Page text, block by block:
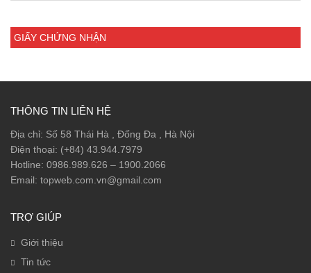
GIẤY CHỨNG NHẬN
THÔNG TIN LIÊN HỆ
Địa chỉ: Số 58 Thái Hà , Đống Đa , Hà Nội
Điện thoại: (+84) 43.944.7979
Hotline: 0986.989.626 – 1900.2066
Email: topweb.com.vn@gmail.com
TRỢ GIÚP
Giới thiệu
Tin tức